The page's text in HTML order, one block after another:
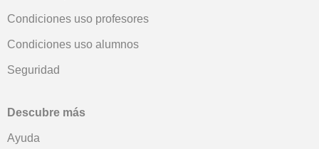
Condiciones uso profesores
Condiciones uso alumnos
Seguridad
Descubre más
Ayuda